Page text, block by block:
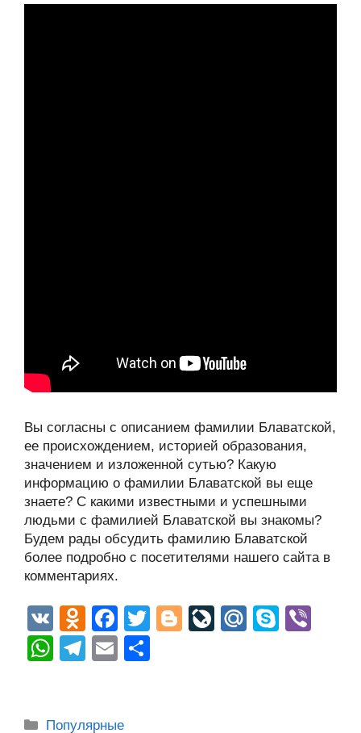
Вы согласны с описанием фамилии Блаватской,
ее происхождением, историей образования,
значением и изложенной сутью? Какую
информацию о фамилии Блаватской вы еще
знаете? С какими известными и успешными
людьми с фамилией Блаватской вы знакомы?
Будем рады обсудить фамилию Блаватской
более подробно с посетителями нашего сайта в
комментариях.
V
K
O
d
n
kl
F
a
c
b
T
Bl
Li
M
S
W
s
T
gr
E
Рубрики
Популярные